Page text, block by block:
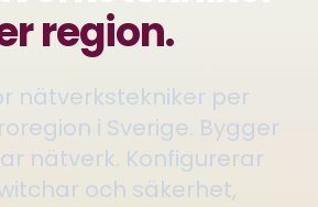
region.
nätverkstekniker per
i Sverige. Bygger
nätverk. Konfigurerar
och säkerhet,